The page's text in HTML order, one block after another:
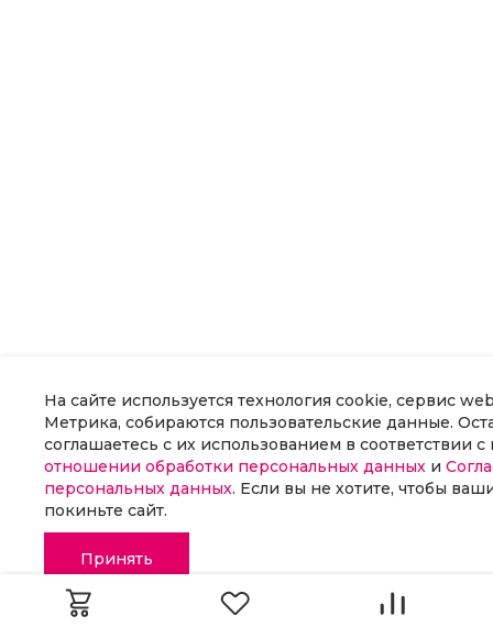
На сайте используется технология cookie, сервис
Метрика, собираются пользовательские данные.
соглашаетесь с их использованием в соответствии
отношении обработки персональных данных и
персональных данных. Если вы не хотите, чтобы
покиньте сайт.
Принять